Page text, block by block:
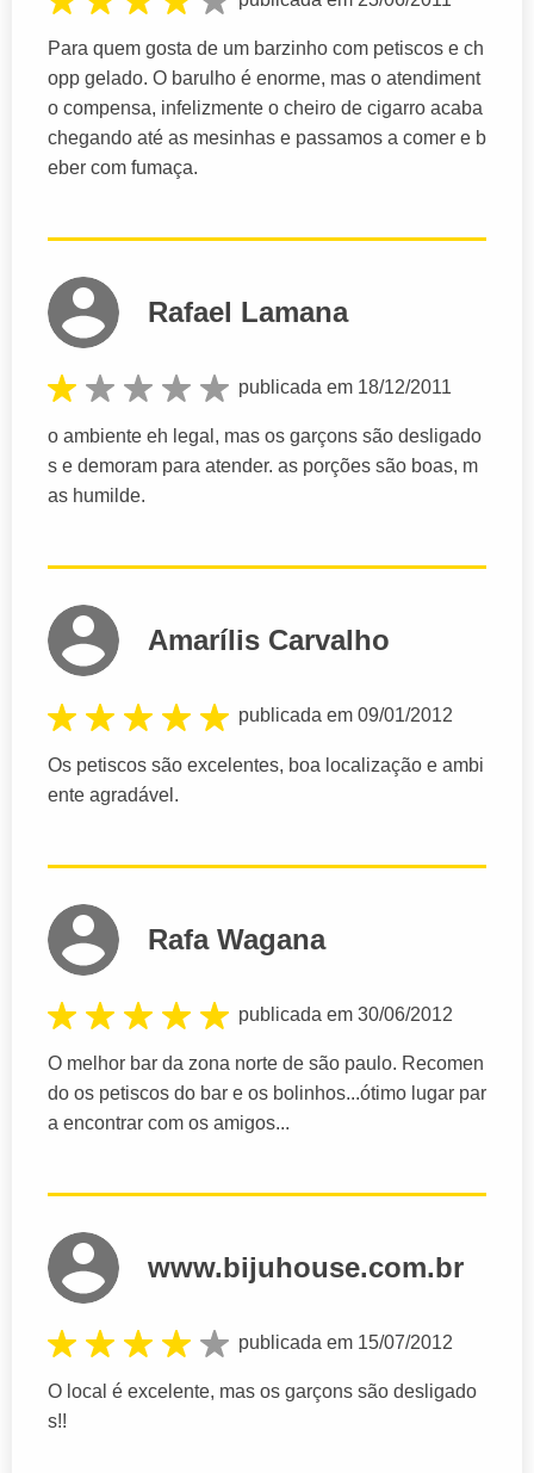
Para quem gosta de um barzinho com petiscos e ch
opp gelado. O barulho é enorme, mas o atendiment
o compensa, infelizmente o cheiro de cigarro acaba
chegando até as mesinhas e passamos a comer e b
eber com fumaça.
Rafael Lamana
publicada em 18/12/2011
o ambiente eh legal, mas os garçons são desligado
s e demoram para atender. as porções são boas, m
as humilde.
Amarílis Carvalho
publicada em 09/01/2012
Os petiscos são excelentes, boa localização e ambi
ente agradável.
Rafa Wagana
publicada em 30/06/2012
O melhor bar da zona norte de são paulo. Recomen
do os petiscos do bar e os bolinhos...ótimo lugar par
a encontrar com os amigos...
www.bijuhouse.com.br
publicada em 15/07/2012
O local é excelente, mas os garçons são desligado
s!!